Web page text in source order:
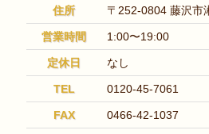
住所 〒252-0804 藤沢市
営業時間 1:00〜19:00
定休日 なし
TEL 0120-45-7061
FAX 0466-42-1037